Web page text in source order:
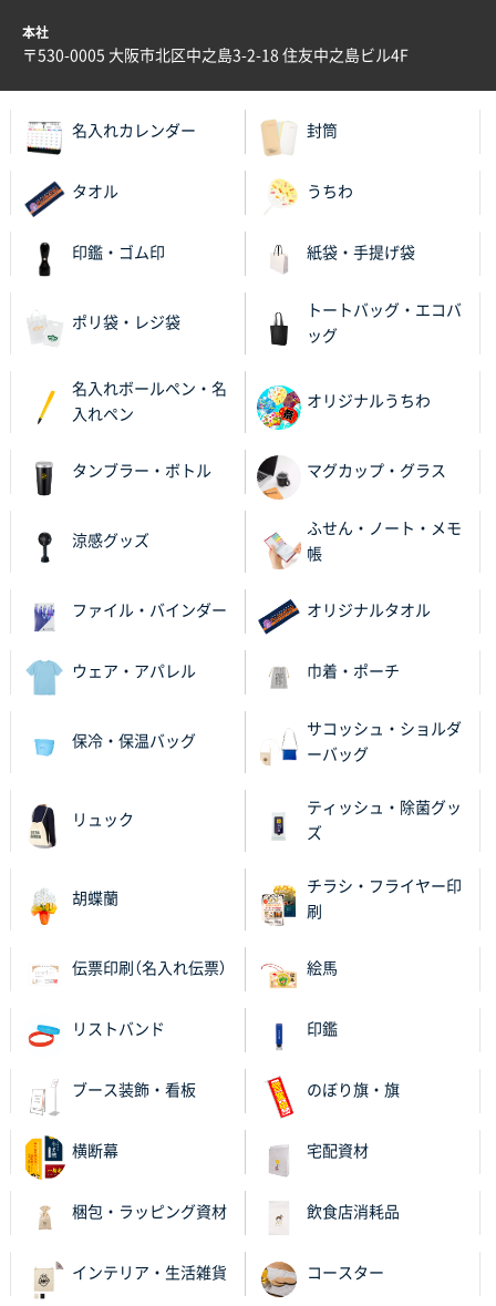
本社
〒530-0005 大阪市北区中之島3-2-18 住友中之島ビル4F
名入れカレンダー 封筒
タオル うちわ
印鑑・ゴム印 紙袋・手提げ袋
ポリ袋・レジ袋
トートバッグ・エコバ
ッグ
名入れボールペン・名
入れペン
オリジナルうちわ
タンブラー・ボトル マグカップ・グラス
涼感グッズ
ふせん・ノート・メモ
帳
ファイル・バインダー オリジナルタオル
ウェア・アパレル 巾着・ポーチ
保冷・保温バッグ
サコッシュ・ショルダ
ーバッグ
リュック
ティッシュ・除菌グッ
ズ
胡蝶蘭
チラシ・フライヤー印
刷
伝票印刷（名入れ伝票） 絵馬
リストバンド 印鑑
ブース装飾・看板 のぼり旗・旗
横断幕 宅配資材
梱包・ラッピング資材 飲食店消耗品
インテリア・生活雑貨 コースター